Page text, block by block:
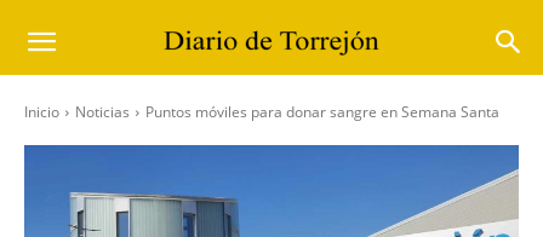
Inicio Noticias Puntos móviles para donar sangre en Semana Santa